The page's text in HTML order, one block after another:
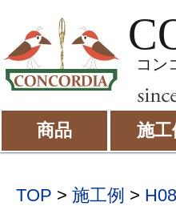
コン
商品 施工
TOP > 施工例 >